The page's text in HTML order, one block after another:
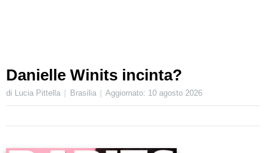
Danielle Winits incinta?
di Lucia Pittella Brasilia Aggiornato: 10 agosto 2026